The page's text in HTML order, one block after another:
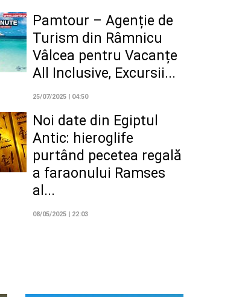
Pamtour – Agenție de
Turism din Râmnicu
Vâlcea pentru Vacanțe
All Inclusive, Excursii...
25/07/2025 | 04:50
Noi date din Egiptul
Antic: hieroglife
purtând pecetea regală
a faraonului Ramses
al...
08/05/2025 | 22:03